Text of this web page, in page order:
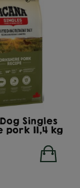
Singles
pork 11,4 kg